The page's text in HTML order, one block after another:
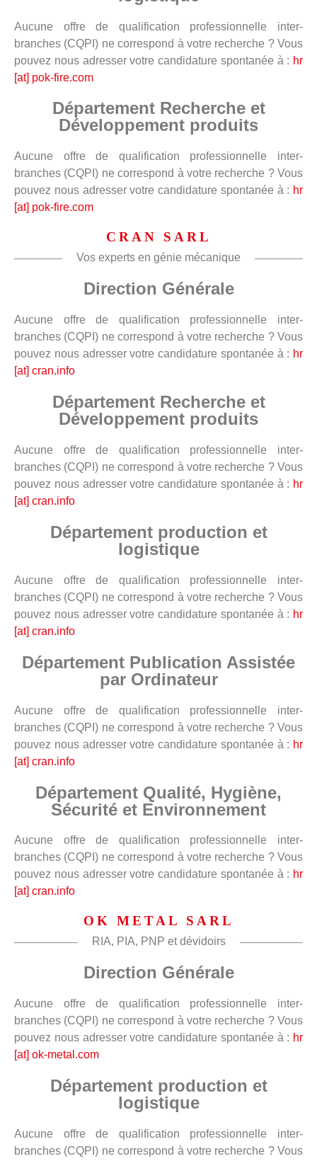
Aucune offre de qualification professionnelle inter-
branches (CQPI) ne correspond à votre recherche ? Vous
pouvez nous adresser votre candidature spontanée à : hr
[at] pok-fire.com
Département Recherche et
Développement produits
Aucune offre de qualification professionnelle inter-
branches (CQPI) ne correspond à votre recherche ? Vous
pouvez nous adresser votre candidature spontanée à : hr
[at] pok-fire.com
CRAN SARL
Vos experts en génie mécanique
Direction Générale
Aucune offre de qualification professionnelle inter-
branches (CQPI) ne correspond à votre recherche ? Vous
pouvez nous adresser votre candidature spontanée à : hr
[at] cran.info
Département Recherche et
Développement produits
Aucune offre de qualification professionnelle inter-
branches (CQPI) ne correspond à votre recherche ? Vous
pouvez nous adresser votre candidature spontanée à : hr
[at] cran.info
Département production et
logistique
Aucune offre de qualification professionnelle inter-
branches (CQPI) ne correspond à votre recherche ? Vous
pouvez nous adresser votre candidature spontanée à : hr
[at] cran.info
Département Publication Assistée
par Ordinateur
Aucune offre de qualification professionnelle inter-
branches (CQPI) ne correspond à votre recherche ? Vous
pouvez nous adresser votre candidature spontanée à : hr
[at] cran.info
Département Qualité, Hygiène,
Sécurité et Environnement
Aucune offre de qualification professionnelle inter-
branches (CQPI) ne correspond à votre recherche ? Vous
pouvez nous adresser votre candidature spontanée à : hr
[at] cran.info
OK METAL SARL
RIA, PIA, PNP et dévidoirs
Direction Générale
Aucune offre de qualification professionnelle inter-
branches (CQPI) ne correspond à votre recherche ? Vous
pouvez nous adresser votre candidature spontanée à : hr
[at] ok-metal.com
Département production et
logistique
Aucune offre de qualification professionnelle inter-
branches (CQPI) ne correspond à votre recherche ? Vous